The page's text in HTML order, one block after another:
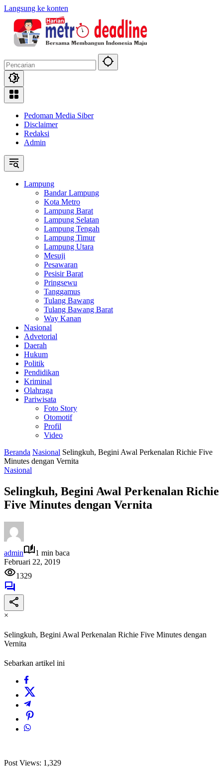
Langsung ke konten
Pedoman Media Siber
Disclaimer
Redaksi
Admin
Lampung
Bandar Lampung
Kota Metro
Lampung Barat
Lampung Selatan
Lampung Tengah
Lampung Timur
Lampung Utara
Mesuji
Pesawaran
Pesisir Barat
Pringsewu
Tanggamus
Tulang Bawang
Tulang Bawang Barat
Way Kanan
Nasional
Advetorial
Daerah
Hukum
Politik
Pendidikan
Kriminal
Olahraga
Pariwisata
Foto Story
Otomotif
Profil
Video
Beranda Nasional Selingkuh, Begini Awal Perkenalan Richie Five
Minutes dengan Vernita
Nasional
Selingkuh, Begini Awal Perkenalan Richie
Five Minutes dengan Vernita
admin
1 min baca
Februari 22, 2019
1329
×
Selingkuh, Begini Awal Perkenalan Richie Five Minutes dengan
Vernita
Sebarkan artikel ini
Post Views: 1,329